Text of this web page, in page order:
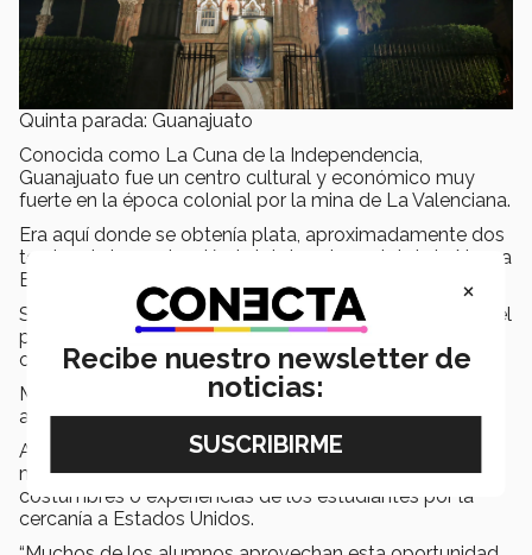
Quinta parada: Guanajuato
Conocida como La Cuna de la Independencia,
Guanajuato fue un centro cultural y económico muy
fuerte en la época colonial por la mina de La Valenciana.
Era aquí donde se obtenía plata, aproximadamente dos
tercios de la producción total de este metal de la Nueva
España.
Se visita el Monumento del Pípila, un homenaje a todo el
pueblo de Guanajuato que participó con valentía y
orgullo la lucha por la Independencia.
María Teresa comenta que es una oportunidad para los
alumnos en conocer su propio país.
Al estar localizados en el estado de Sonora, una zona
muy alejada al centro, se suele americanizar las
costumbres o experiencias de los estudiantes por la
cercanía a Estados Unidos.
×
Recibe nuestro newsletter de
noticias: